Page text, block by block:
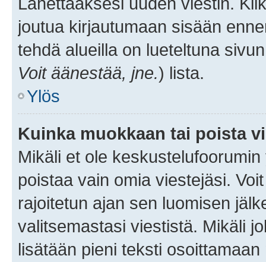
joutua kirjautumaan sisään
tehdä alueilla on lueteltuna
Voit äänestää, jne.) lista.
Ylös
Kuinka muokkaan tai poista
Mikäli et ole
poistaa vain omia viestejäsi.
rajoitetun ajan sen luomisen
valitsemastasi viestistä. Mikäli
lisätään pieni teksti